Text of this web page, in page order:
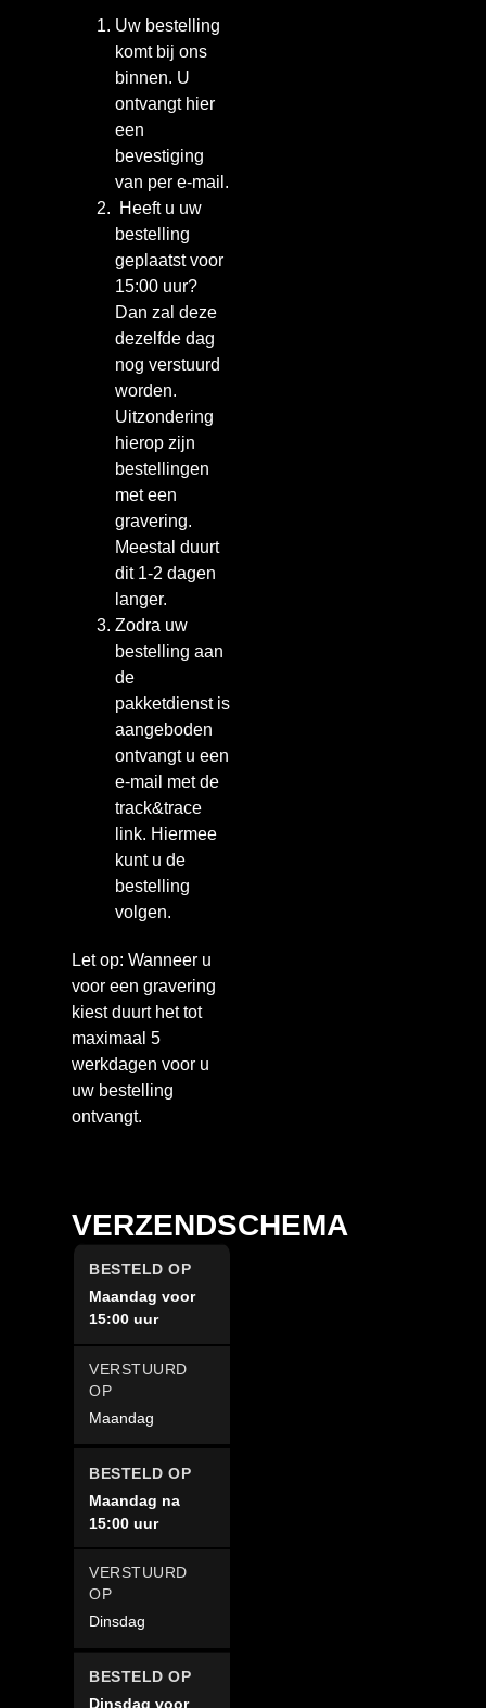
Uw bestelling
komt bij ons
binnen. U
ontvangt hier
een
bevestiging
van per e-mail.
Heeft u uw
bestelling
geplaatst voor
15:00 uur?
Dan zal deze
dezelfde dag
nog verstuurd
worden.
Uitzondering
hierop zijn
bestellingen
met een
gravering.
Meestal duurt
dit 1-2 dagen
langer.
Zodra uw
bestelling aan
de
pakketdienst is
aangeboden
ontvangt u een
e-mail met de
track&trace
link. Hiermee
kunt u de
bestelling
volgen.
Let op: Wanneer u
voor een gravering
kiest duurt het tot
maximaal 5
werkdagen voor u
uw bestelling
ontvangt.
VERZENDSCHEMA
Maandag voor
15:00 uur
Maandag
Maandag na
15:00 uur
Dinsdag
Dinsdag voor